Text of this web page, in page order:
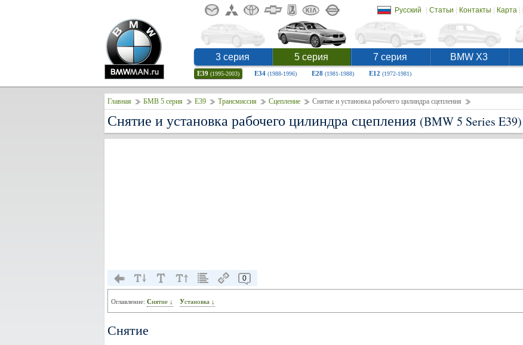
Русский | Статьи | Контакты | Карта|
3 серия 5 серия 7 серия BMW X3
E39 (1995-2003) E34 (1988-1996) E28 (1981-1988) E12 (1972-1981)
Главная БМВ 5 серия E39 Трансмиссия Сцепление Снятие и установка рабочего цилиндра сцепления
Снятие и установка рабочего цилиндра сцепления (BMW 5 Series E39)
0
Оглавление: Снятие ↓ Установка ↓
Снятие